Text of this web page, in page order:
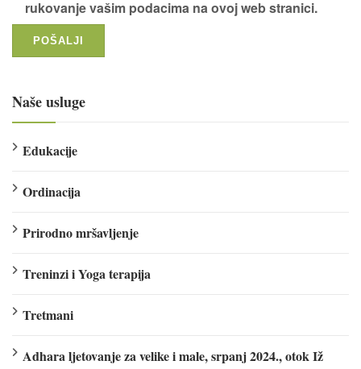
rukovanje vašim podacima na ovoj web stranici.
Naše usluge
Edukacije
Ordinacija
Prirodno mršavljenje
Treninzi i Yoga terapija
Tretmani
Adhara ljetovanje za velike i male, srpanj 2024., otok Iž